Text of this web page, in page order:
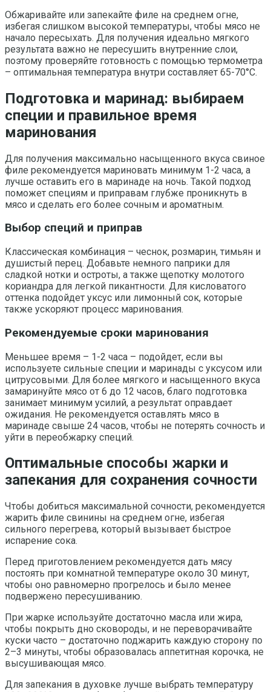
Обжаривайте или запекайте филе на среднем огне,
избегая слишком высокой температуры, чтобы мясо не
начало пересыхать. Для получения идеально мягкого
результата важно не пересушить внутренние слои,
поэтому проверяйте готовность с помощью термометра
– оптимальная температура внутри составляет 65-70°C.
Подготовка и маринад: выбираем
специи и правильное время
маринования
Для получения максимально насыщенного вкуса свиное
филе рекомендуется мариновать минимум 1-2 часа, а
лучше оставить его в маринаде на ночь. Такой подход
поможет специям и приправам глубже проникнуть в
мясо и сделать его более сочным и ароматным.
Выбор специй и приправ
Классическая комбинация – чеснок, розмарин, тимьян и
душистый перец. Добавьте немного паприки для
сладкой нотки и остроты, а также щепотку молотого
кориандра для легкой пикантности. Для кисловатого
оттенка подойдет уксус или лимонный сок, которые
также ускоряют процесс маринования.
Рекомендуемые сроки маринования
Меньшее время – 1-2 часа – подойдет, если вы
используете сильные специи и маринады с уксусом или
цитрусовыми. Для более мягкого и насыщенного вкуса
замаринуйте мясо от 6 до 12 часов, благо подготовка
занимает минимум усилий, а результат оправдает
ожидания. Не рекомендуется оставлять мясо в
маринаде свыше 24 часов, чтобы не потерять сочность и
уйти в переобжарку специй.
Оптимальные способы жарки и
запекания для сохранения сочности
Чтобы добиться максимальной сочности, рекомендуется
жарить филе свинины на среднем огне, избегая
сильного перегрева, который вызывает быстрое
испарение сока.
Перед приготовлением рекомендуется дать мясу
постоять при комнатной температуре около 30 минут,
чтобы оно равномерно прогрелось и было менее
подвержено пересушиванию.
При жарке используйте достаточно масла или жира,
чтобы покрыть дно сковороды, и не переворачивайте
куски часто – достаточно поджарить каждую сторону по
2–3 минуты, чтобы образовалась аппетитная корочка, не
высушивающая мясо.
Для запекания в духовке лучше выбрать температуру